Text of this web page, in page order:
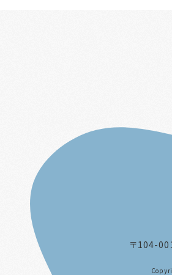
〒104-